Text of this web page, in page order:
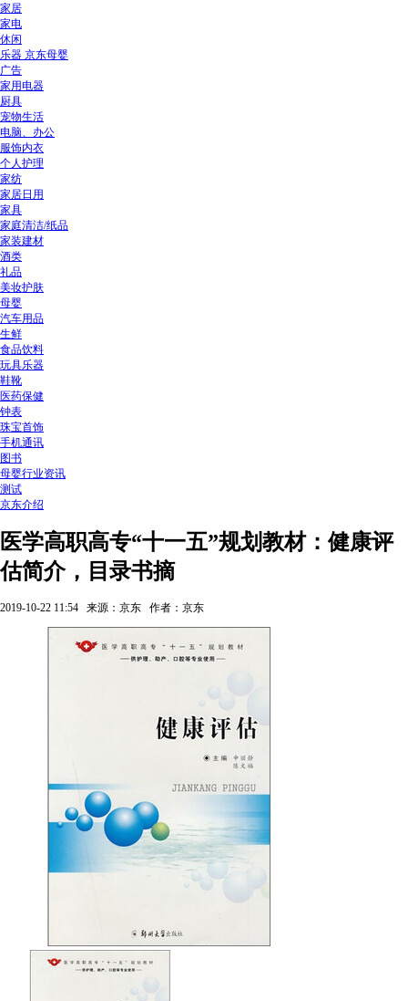
家居
家电
休闲
乐器 京东母婴
广告
家用电器
厨具
宠物生活
电脑、办公
服饰内衣
个人护理
家纺
家居日用
家具
家庭清洁/纸品
家装建材
酒类
礼品
美妆护肤
母婴
汽车用品
生鲜
食品饮料
玩具乐器
鞋靴
医药保健
钟表
珠宝首饰
手机通讯
图书
母婴行业资讯
测试
京东介绍
医学高职高专“十一五”规划教材：健康评
估简介，目录书摘
2019-10-22 11:54 来源：京东 作者：京东